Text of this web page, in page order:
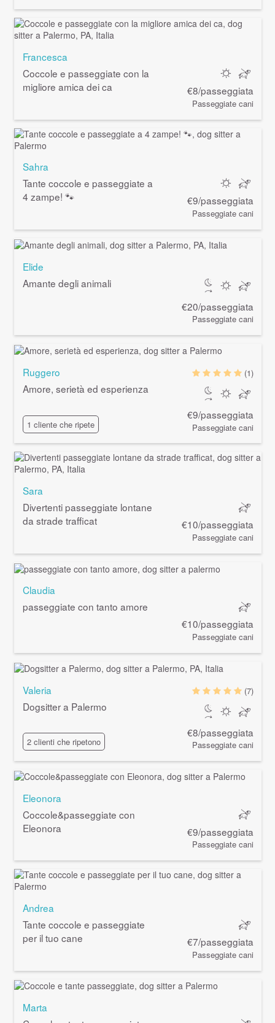
Francesca
Coccole e passeggiate con la
migliore amica dei ca
€8/passeggiata
Passeggiate cani
Sahra
Tante coccole e passeggiate a
4 zampe! 🐾
€9/passeggiata
Passeggiate cani
Elide
Amante degli animali
€20/passeggiata
Passeggiate cani
Ruggero
Amore, serietà ed esperienza
1 cliente che ripete
(1)
€9/passeggiata
Passeggiate cani
Sara
Divertenti passeggiate lontane
da strade trafficat
€10/passeggiata
Passeggiate cani
Claudia
passeggiate con tanto amore
€10/passeggiata
Passeggiate cani
Valeria
Dogsitter a Palermo
2 clienti che ripetono
(7)
€8/passeggiata
Passeggiate cani
Eleonora
Coccole&passeggiate con
Eleonora
€9/passeggiata
Passeggiate cani
Andrea
Tante coccole e passeggiate
per il tuo cane
€7/passeggiata
Passeggiate cani
Marta